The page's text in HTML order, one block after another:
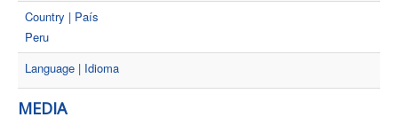
Country | País
Peru
Language | Idioma
MEDIA